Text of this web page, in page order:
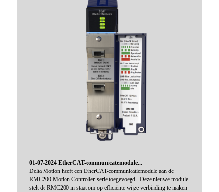
01-07-2024 EtherCAT-communicatemodule...
Delta Motion heeft een EtherCAT-communicatiemodule aan de
RMC200 Motion Controller-serie toegevoegd. Deze nieuwe module
stelt de RMC200 in staat om op efficiënte wijze verbinding te maken